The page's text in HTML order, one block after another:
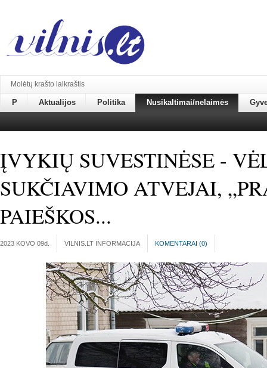
Molėtų krašto laikraštis
P Aktualijos Politika Nusikaltimai/nelaimės
ĮVYKIŲ SUVESTINĖSE -
SUKČIAVIMO ATVEJAI,
PAIEŠKOS...
2023 KOVO 09d. VILNIS.LT INFORMACIJA KOMENTARAI (0)